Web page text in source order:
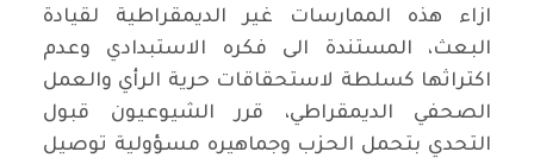
ازاء هذه الممارسات غير الديمقراطية لقيادة
البعث، المستندة الى فكره الاستبدادي وعدم
اكتراثها كسلطة لاستحقاقات حرية الرأي والعمل
الصحفي الديمقراطي، قرر الشيوعيون قبول
التحدي بتحمل الحزب وجماهيره مسؤولية توصيل